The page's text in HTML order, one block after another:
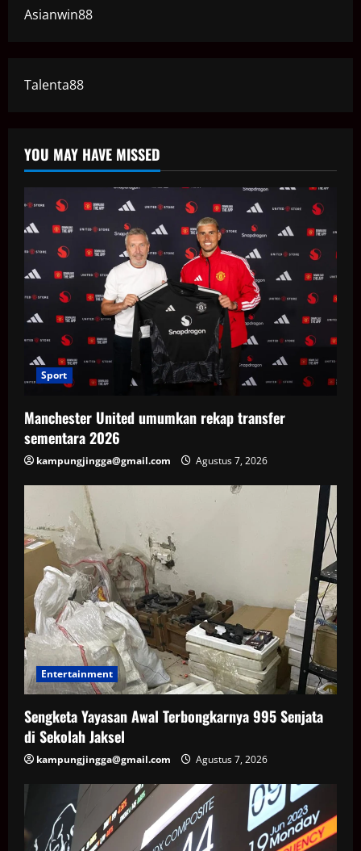
Asianwin88
Talenta88
YOU MAY HAVE MISSED
Sport
Manchester United umumkan rekap transfer
sementara 2026
kampungjingga@gmail.com Agustus 7, 2026
Entertainment
Sengketa Yayasan Awal Terbongkarnya 995 Senjata
di Sekolah Jaksel
kampungjingga@gmail.com Agustus 7, 2026